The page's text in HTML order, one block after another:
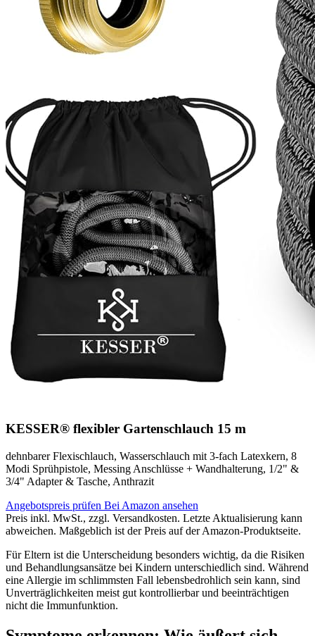
KESSER® flexibler Gartenschlauch 15 m
dehnbarer Flexischlauch, Wasserschlauch mit 3-fach Latexkern, 8
Modi Sprühpistole, Messing Anschlüsse + Wandhalterung, 1/2" &
3/4" Adapter & Tasche, Anthrazit
Angebotspreis prüfen Bei Amazon ansehen
Preis inkl. MwSt., zzgl. Versandkosten. Letzte Aktualisierung kann
abweichen. Maßgeblich ist der Preis auf der Amazon-Produktseite.
Für Eltern ist die Unterscheidung besonders wichtig, da die Risiken
und Behandlungsansätze bei Kindern unterschiedlich sind. Während
eine Allergie im schlimmsten Fall lebensbedrohlich sein kann, sind
Unverträglichkeiten meist gut kontrollierbar und beeinträchtigen
nicht die Immunfunktion.